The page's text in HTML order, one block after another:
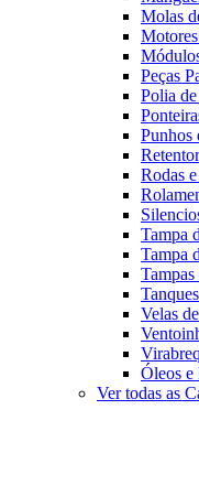
Molas
Peças
Polia
Punhos
Rodas
Tampa
Tampa
Velas
Óleos
Ver todas as